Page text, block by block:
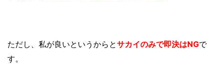
ただし、私が良いというからとサカイのみで即決はNGで
す。